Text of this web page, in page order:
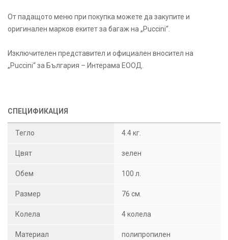
От падащото меню при покупка можете да закупите и
оригинален марков екитет за багаж на „Puccini“.
Изключителен представител и официален вносител на
„Puccini“ за България – Интерама ЕООД.
СПЕЦИФИКАЦИЯ
Тегло 4.4 кг.
Цвят зелен
Обем 100 л.
Размер 76 см.
Колела 4 колела
Материал полипропилен